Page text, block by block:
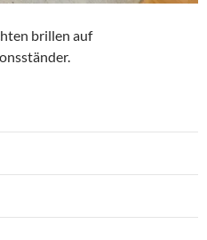
brillen auf